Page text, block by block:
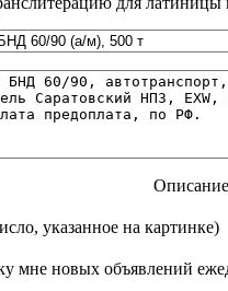
указанное на картинке)
мне новых объявлений